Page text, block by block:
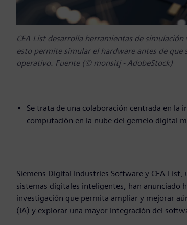
CEA-List desarrolla herramientas de
esto permite simular el hardware antes de
operativo. Fuente (© monsitj - AdobeStock)
Se trata de una colaboración centrada en
computación en la nube del gemelo digital
Siemens Digital Industries Software y CEA-
sistemas digitales inteligentes, han anunciado
investigación que permita ampliar y mejorar
(IA) y explorar una mayor integración del